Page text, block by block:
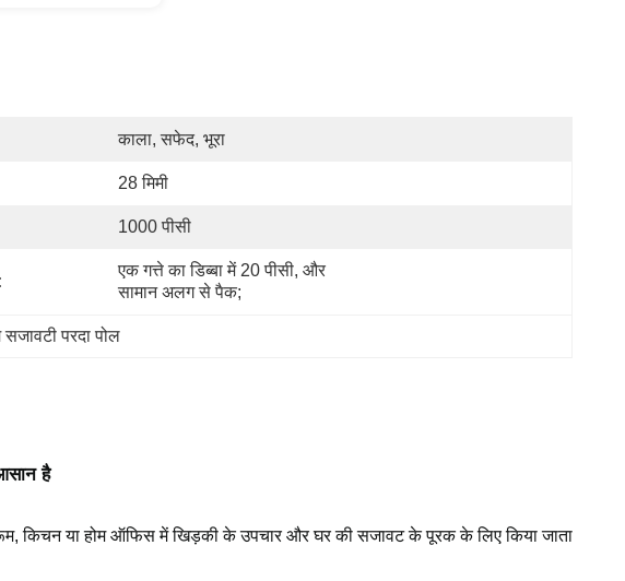
काला, सफेद, भूरा
28 मिमी
1000 पीसी
एक गत्ते का डिब्बा में 20 पीसी, और
सामान अलग से पैक;
परदा पोल
है
किचन या होम ऑफिस में खिड़की के उपचार और घर की सजावट के पूरक के लिए किया जाता